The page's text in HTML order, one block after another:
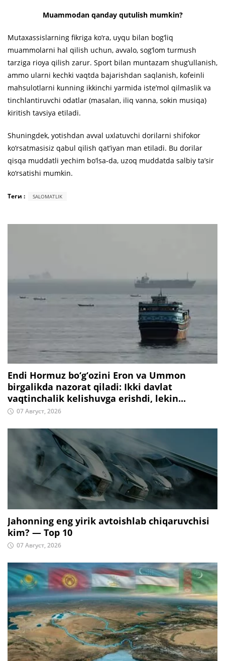
Muammodan qanday qutulish mumkin?
Mutaxassislarning fikriga ko‘ra, uyqu bilan bog‘liq
muammolarni hal qilish uchun, avvalo, sog‘lom turmush
tarziga rioya qilish zarur. Sport bilan muntazam shug‘ullanish,
ammo ularni kechki vaqtda bajarishdan saqlanish, kofeinli
mahsulotlarni kunning ikkinchi yarmida iste’mol qilmaslik va
tinchlantiruvchi odatlar (masalan, iliq vanna, sokin musiqa)
kiritish tavsiya etiladi.
Shuningdek, yotishdan avval uxlatuvchi dorilarni shifokor
ko‘rsatmasisiz qabul qilish qat’iyan man etiladi. Bu dorilar
qisqa muddatli yechim bo‘lsa-da, uzoq muddatda salbiy ta’sir
ko‘rsatishi mumkin.
Теги : SALOMATLIK
Endi Hormuz bo‘g‘ozini Eron va Ummon
birgalikda nazorat qiladi: Ikki davlat
vaqtinchalik kelishuvga erishdi, lekin...
07 Август, 2026
Jahonning eng yirik avtoishlab chiqaruvchisi
kim? — Top 10
07 Август, 2026